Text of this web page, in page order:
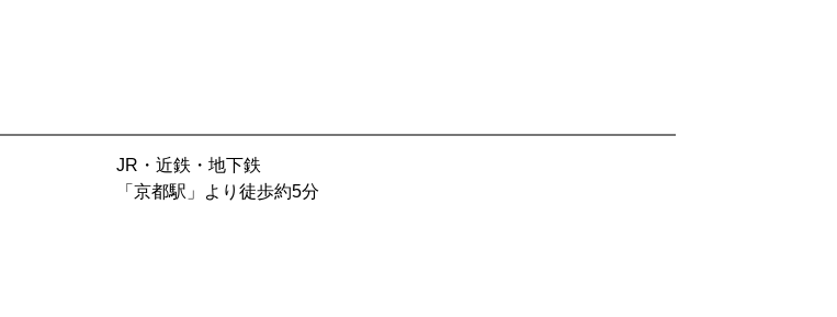
JR・近鉄・地下鉄
「京都駅」より徒歩約5分